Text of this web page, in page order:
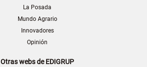
La Posada
Mundo Agrario
Innovadores
Opinión
Otras webs de EDIGRUP